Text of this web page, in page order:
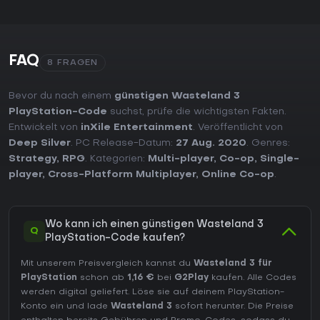
FAQ 8 FRAGEN
Bevor du nach einem günstigen Wasteland 3
PlayStation-Code suchst, prüfe die wichtigsten Fakten.
Entwickelt von inXile Entertainment. Veröffentlicht von
Deep Silver. PC Release-Datum: 27 Aug. 2020. Genres:
Strategy, RPG. Kategorien: Multi-player, Co-op, Single-
player, Cross-Platform Multiplayer, Online Co-op.
Q
Wo kann ich einen günstigen Wasteland 3
PlayStation-Code kaufen?
Mit unserem Preisvergleich kannst du Wasteland 3 für
PlayStation schon ab 1,16 € bei G2Play kaufen. Alle Codes
werden digital geliefert. Löse sie auf deinem PlayStation-
Konto ein und lade Wasteland 3 sofort herunter. Die Preise